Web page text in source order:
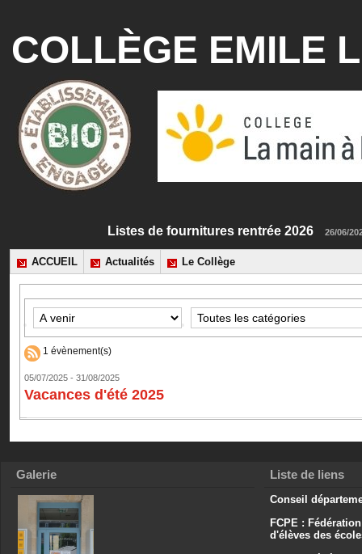
COLLÈGE EMILE
Listes de fournitures rentrée 2026
ACCUEIL Actualités Le Collège
1 évènement(s)
05/07/2025 - 31/08/2025
Vacances d'été 2025
Galerie Liste de liens
Conseil
FCPE :
d'élèves des